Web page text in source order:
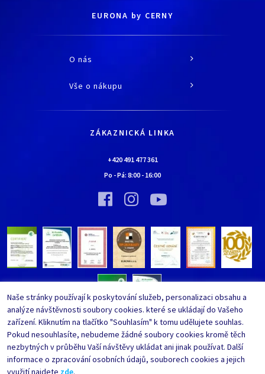
EURONA by CERNY
O nás
O společnosti
Kontaktní údaje
Bylo nebylo…
Vinný sklípek EURONA by Cerny
Bylo nebylo…
Vše o nákupu
Jak nakupovat
Nejčastěji kladené dotazy
Upravit nastavení ochrany
Whistleblowing
ZÁKAZNICKÁ LINKA
+420 491 477 361
Po - Pá: 8:00 - 16:00
Naše stránky používají k poskytování služeb, personalizaci obsahu a
analýze návštěvnosti soubory cookies. které se ukládají do Vašeho
zařízení. Kliknutím na tlačítko "Souhlasím" k tomu udělujete souhlas.
Pokud nesouhlasíte, nebudeme žádné soubory cookies kromě těch
nezbytných v průběhu Vaší návštěvy ukládat ani jinak používat. Další
informace o zpracování osobních údajů, souborech cookies a jejich
využití najdete zde.